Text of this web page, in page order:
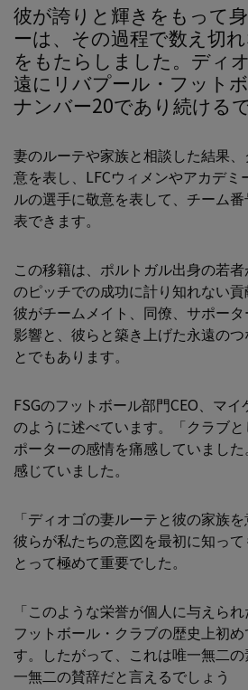
彼が誇りと輝きをもって
ーは、その過程で数え切
をもたらしました。ディ
遠にリバプール・フット
ナンバー20であり続ける
妻のルーテや家族と相談した結果
意を表し、LFCウィメンやアカデ
ルの選手に敬意を表して、チーム
表できます。
この移籍は、ポルトガル出身の若
のピッチでの成功に計り知れない貢
彼がチームメイト、同僚、サポー
影響と、彼らと築き上げた永遠の
とでもあります。
FSGのフットボール部門CEO、マ
のように述べています。「クラブ
ポーターの感情を痛感していまし
感じていました。
「ディオゴの妻ルーテと彼の家族を
彼らが私たちの意図を最初に知っ
とって極めて重要でした。
「このような栄誉が個人に与えら
フットボール・クラブの歴史上初
す。したがって、これは唯一無二
一無二の賛辞だと言えるでしょう